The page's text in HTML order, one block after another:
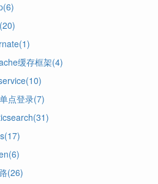
缓存框架(4)
点登录(7)
(26)